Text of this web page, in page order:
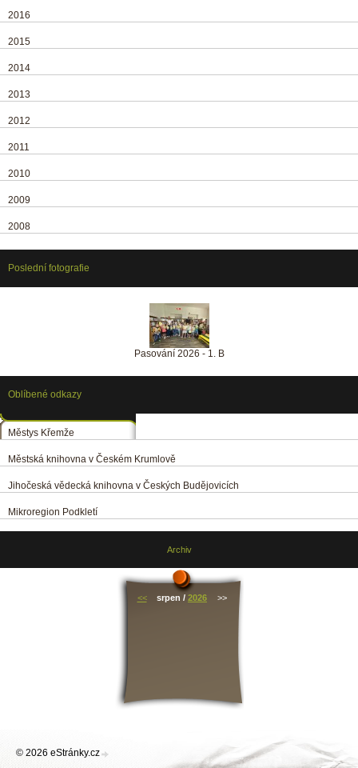
2016
2015
2014
2013
2012
2011
2010
2009
2008
Poslední fotografie
Pasování 2026 - 1. B
Oblíbené odkazy
Městys Křemže
Městská knihovna v Českém Krumlově
Jihočeská vědecká knihovna v Českých Budějovicích
Mikroregion Podkletí
Archiv
<< srpen / 2026 >>
© 2026 eStránky.cz